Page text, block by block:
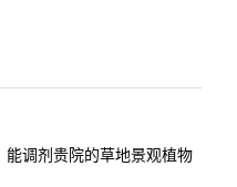
调剂贵院的草地景观植物